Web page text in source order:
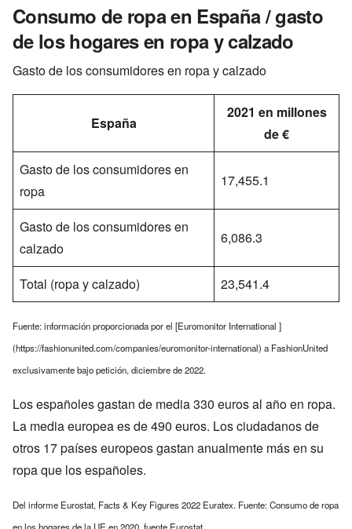
Consumo de ropa en España / gasto
de los hogares en ropa y calzado
Gasto de los consumidores en ropa y calzado
España
2021 en millones
de €
Gasto de los consumidores en
ropa
17,455.1
Gasto de los consumidores en
calzado
6,086.3
Total (ropa y calzado) 23,541.4
Fuente: información proporcionada por el [Euromonitor International ]
(https://fashionunited.com/companies/euromonitor-international) a FashionUnited
exclusivamente bajo petición, diciembre de 2022.
Los españoles gastan de media 330 euros al año en ropa.
La media europea es de 490 euros. Los ciudadanos de
otros 17 países europeos gastan anualmente más en su
ropa que los españoles.
Del informe Eurostat, Facts & Key Figures 2022 Euratex. Fuente: Consumo de ropa